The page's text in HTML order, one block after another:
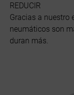
REDUCIR
Gracias a nuestro
neumáticos son
duran más.